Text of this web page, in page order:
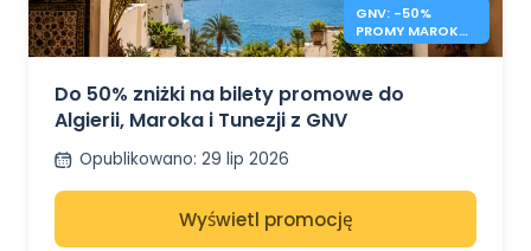
GNV: -50%
PROMY MAROKO,
TUNEZJA,
Do 50% zniżki na bilety promowe do
Algierii, Maroka i Tunezji z GNV
Opublikowano: 29 lip 2026
Wyświetl promocję